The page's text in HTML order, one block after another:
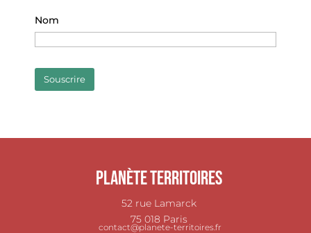
Nom
Planète Territoires
52 rue Lamarck
75 018 Paris
contact@planete-territoires.fr